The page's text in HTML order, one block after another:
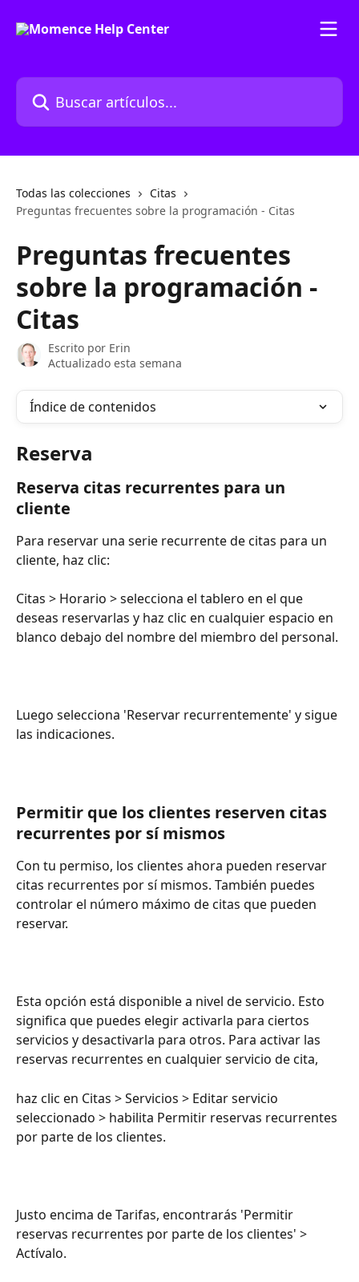
Buscar artículos...
Todas las colecciones
Citas
Preguntas frecuentes sobre la programación - Citas
Preguntas frecuentes
sobre la programación -
Citas
Escrito por Erin
Actualizado esta semana
Índice de contenidos
Reserva
Reserva citas recurrentes para un
cliente
Para reservar una serie recurrente de citas para un
cliente, haz clic:
Citas > Horario > selecciona el tablero en el que
deseas reservarlas y haz clic en cualquier espacio en
blanco debajo del nombre del miembro del personal.
Luego selecciona 'Reservar recurrentemente' y sigue
las indicaciones.
Permitir que los clientes reserven citas
recurrentes por sí mismos
Con tu permiso, los clientes ahora pueden reservar
citas recurrentes por sí mismos. También puedes
controlar el número máximo de citas que pueden
reservar.
Esta opción está disponible a nivel de servicio. Esto
significa que puedes elegir activarla para ciertos
servicios y desactivarla para otros. Para activar las
reservas recurrentes en cualquier servicio de cita,
haz clic en Citas > Servicios > Editar servicio
seleccionado > habilita Permitir reservas recurrentes
por parte de los clientes.
Justo encima de Tarifas, encontrarás 'Permitir
reservas recurrentes por parte de los clientes' >
Actívalo.